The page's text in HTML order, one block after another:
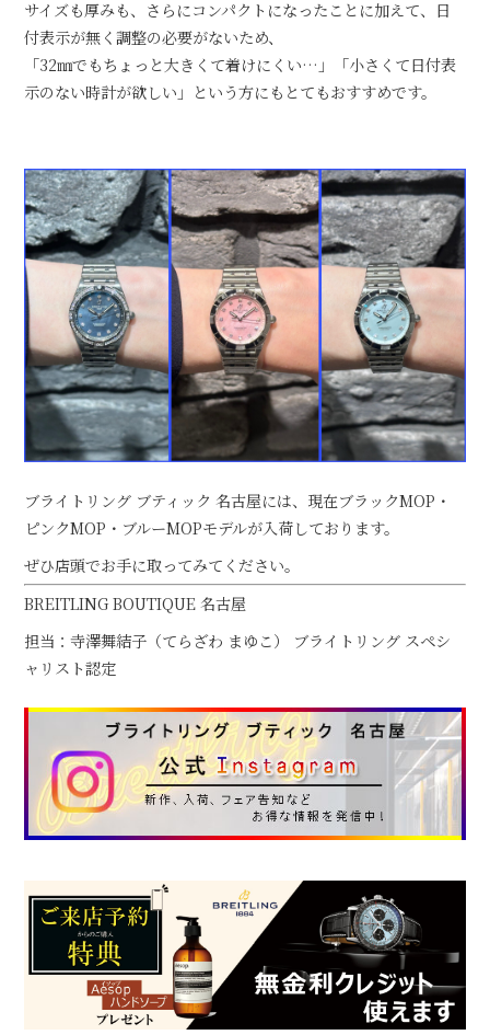
サイズも厚みも、さらにコンパクトになったことに加えて、日
付表示が無く調整の必要がないため、
「32㎜でもちょっと大きくて着けにくい…」「小さくて日付表
示のない時計が欲しい」という方にもとてもおすすめです。
ブライトリング ブティック 名古屋には、現在ブラックMOP・
ピンクMOP・ブルーMOPモデルが入荷しております。
ぜひ店頭でお手に取ってみてください。
BREITLING BOUTIQUE 名古屋
担当：寺澤舞結子（てらざわ まゆこ） ブライトリング スペシ
ャリスト認定